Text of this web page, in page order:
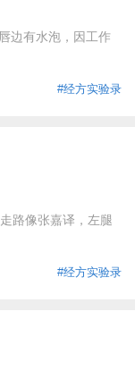
边有水泡，因工作
#经方实验录
路像张嘉译，左腿
#经方实验录